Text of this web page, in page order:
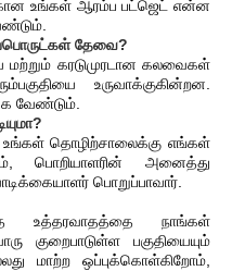
உங்கள் ஆரம்ப பட்ஜெட் என்ன
தேவை?
கரடுமுரடான கலவைகள்
உருவாக்குகின்றன.
வேண்டும்.
உங்கள் தொழிற்சாலைக்கு எங்கள்
பொறியாளரின் அனைத்து
பொறுப்பாவார்.
உத்தரவாதத்தை நாங்கள்
குறைபாடுள்ள பகுதியையும்
மாற்ற ஒப்புக்கொள்கிறோம்,